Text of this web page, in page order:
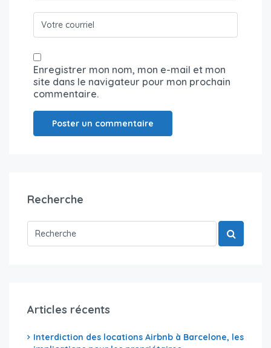
Enregistrer mon nom, mon e-mail et mon
site dans le navigateur pour mon prochain
commentaire.
Recherche
Articles récents
Interdiction des locations Airbnb à Barcelone, les